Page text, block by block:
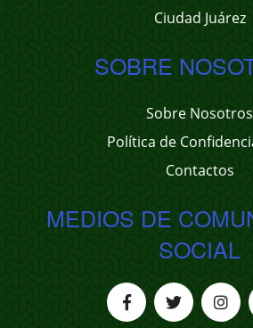
Ciudad Juárez
SOBRE
Sobre Nosotros
Política de
Contactos
MEDIOS DE
SOCIAL